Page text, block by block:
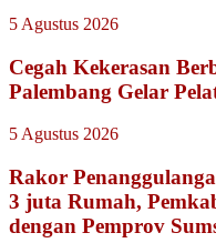
5 Agustus 2026
Cegah Kekerasan
Palembang Gelar
5 Agustus 2026
Rakor
3 juta Rumah,
dengan Pemprov